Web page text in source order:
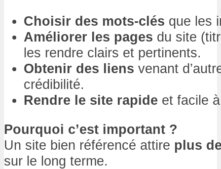
Choisir des mots-clés que les
Améliorer les pages du site
les rendre clairs et pertinents.
Obtenir des liens venant
crédibilité.
Rendre le site rapide et facile
Pourquoi c’est important ?
Un site bien référencé attire plus
sur le long terme.